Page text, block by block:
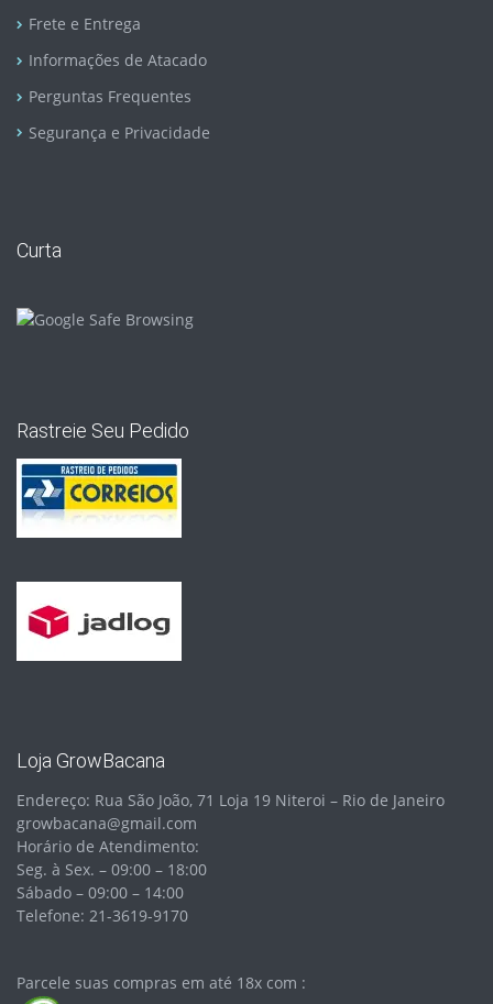
Frete e Entrega
Informações de Atacado
Perguntas Frequentes
Segurança e Privacidade
Curta
Rastreie Seu Pedido
Loja GrowBacana
Endereço: Rua São João, 71 Loja 19 Niteroi – Rio de Janeiro
growbacana@gmail.com
Horário de Atendimento:
Seg. à Sex. – 09:00 – 18:00
Sábado – 09:00 – 14:00
Telefone: 21-3619-9170
Parcele suas compras em até 18x com :